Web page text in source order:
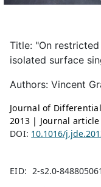
Title: "On
isolated surface
Authors: Vincent
Journal of
2013 | Journal article
DOI: 10.1016/
EID: 2-s2.0-